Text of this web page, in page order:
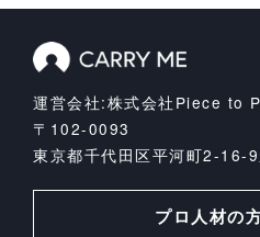
運営会社:株式会社Piece to
〒102-0093
東京都千代田区平河町2-16-9
プロ人材の